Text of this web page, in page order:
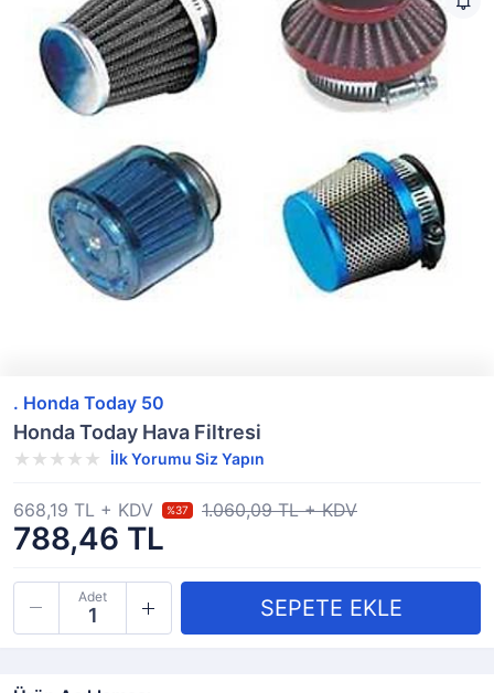
. Honda Today 50
Honda Today Hava Filtresi
İlk Yorumu Siz Yapın
788,46 TL
668,19 TL + KDV %37 1.060,09 TL + KDV
Adet